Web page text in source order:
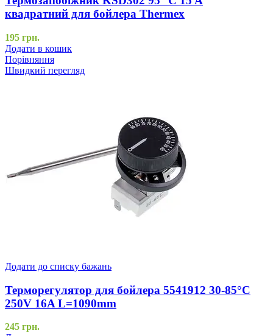
квадратний для бойлера Thermex
195 грн.
Додати в кошик
Порівняння
Швидкий перегляд
Додати до списку бажань
Терморегулятор для бойлера 5541912 30-85°С
250V 16A L=1090mm
245 грн.